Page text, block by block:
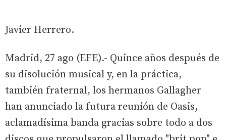
Javier Herrero.
Madrid, 27 ago (EFE).- Quince años después de
su disolución musical y, en la práctica,
también fraternal, los hermanos Gallagher
han anunciado la futura reunión de Oasis,
aclamadísima banda gracias sobre todo a dos